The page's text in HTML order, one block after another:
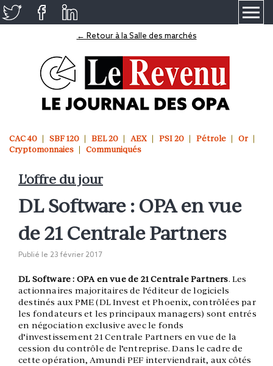
← Retour à la Salle des marchés
CAC 40 SBF 120 BEL 20 AEX PSI 20 Pétrole
Or
Cryptomonnaies
Communiqués
L'offre du jour
DL Software : OPA en vue
de 21 Centrale Partners
Publié le 23 février 2017
DL Software : OPA en vue de 21 Centrale Partners. Les
actionnaires majoritaires de l’éditeur de logiciels
destinés aux PME (DL Invest et Phoenix, contrôlées par
les fondateurs et les principaux managers) sont entrés
en négociation exclusive avec le fonds
d’investissement 21 Centrale Partners en vue de la
cession du contrôle de l’entreprise. Dans le cadre de
cette opération, Amundi PEF interviendrait, aux côtés